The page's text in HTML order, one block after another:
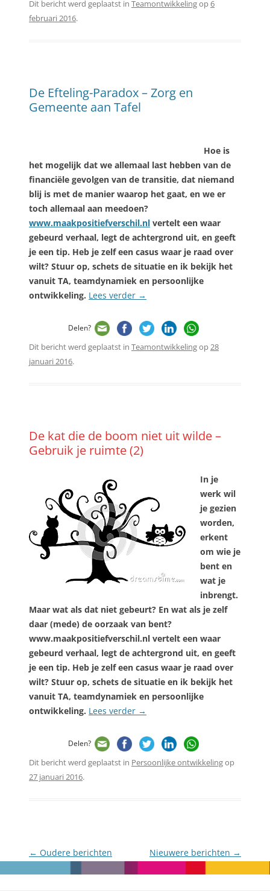
Dit bericht werd geplaatst in Teamontwikkelingop6
februari 2016.
De Efteling-Paradox – Zorg en
Gemeente aan Tafel
Hoe is
het mogelijk dat we allemaal last hebben van de
financiële gevolgen van de transitie, dat niemand
blij is met de manier waarop het gaat, en we er
toch allemaal aan meedoen?
www.maakpositiefverschil.nl vertelt een waar
gebeurd verhaal, legt de achtergrond uit, en geeft
je een tip. Heb je zelf een casus waar je raad over
wilt? Stuur op, schets de situatie en ik bekijk het
vanuit TA, teamdynamiek en persoonlijke
ontwikkeling. Lees verder →
Delen?
Dit bericht werd geplaatst in Teamontwikkelingop28
januari 2016.
De kat die de boom niet uit wilde –
Gebruik je ruimte (2)
In je
werk wil
je gezien
worden,
erkent
om wie je
bent en
wat je
inbrengt.
Maar wat als dat niet gebeurt? En wat als je zelf
daar (mede) de oorzaak van bent?
www.maakpositiefverschil.nl vertelt een waar
gebeurd verhaal, legt de achtergrond uit, en geeft
je een tip. Heb je zelf een casus waar je raad over
wilt? Stuur op, schets de situatie en ik bekijk het
vanuit TA, teamdynamiek en persoonlijke
ontwikkeling. Lees verder →
Delen?
Dit bericht werd geplaatst in Persoonlijke ontwikkelingop
27 januari 2016.
Berichtnavigatie
← Oudere berichten Nieuwere berichten →